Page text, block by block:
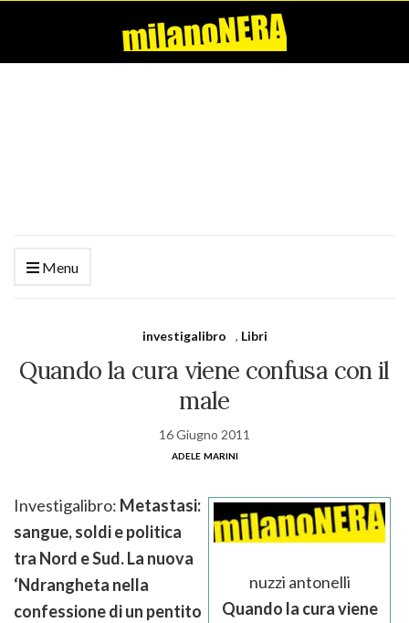
Menu
investigalibro , Libri
Quando la cura viene confusa con il
male
16 Giugno 2011
adele marini
nuzzi antonelli
Quando la cura viene
Investigalibro: Metastasi:
sangue, soldi e politica
tra Nord e Sud. La nuova
‘Ndrangheta nella
confessione di un pentito